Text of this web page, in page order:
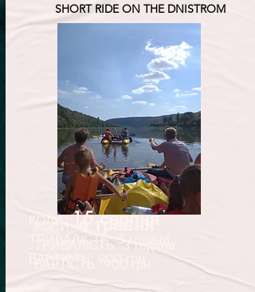
SHORT RIDE ON THE DNISTROM
КОЛИ:
ТРИВАЛІСТЬ: 3 години
ВАРТІСТЬ: 900 грн
КОЛИ: 15 серпня
ТРИВАЛІСТЬ: 3 години
ВАРТІСТЬ: 900 грн